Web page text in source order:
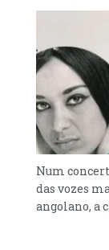
Num
das vozes
angolano, a